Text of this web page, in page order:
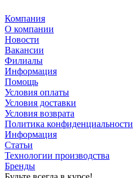
Компания
О компании
Новости
Вакансии
Филиалы
Информация
Помощь
Условия оплаты
Условия доставки
Условия возврата
Политика конфиденциальности
Информация
Статьи
Технологии производства
Бренды